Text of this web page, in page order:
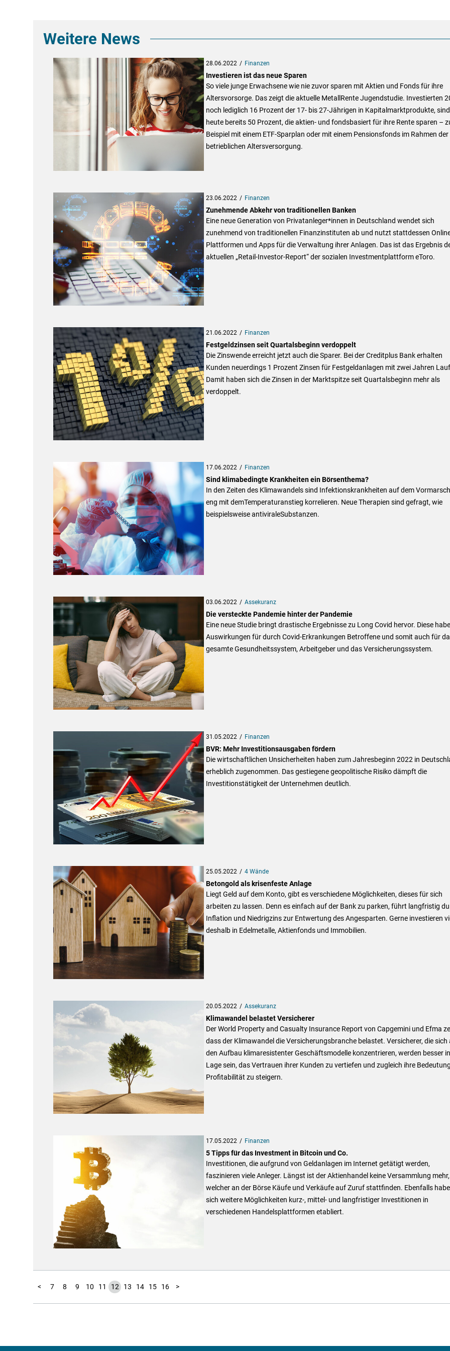
Weitere News
28.06.2022 Finanzen
Investieren ist das neue Sparen
So viele junge Erwachsene wie nie zuvor sparen mit Aktien und Fonds für ihre
Altersvorsorge. Das zeigt die aktuelle MetallRente Jugendstudie. Investierten
noch lediglich 16 Prozent der 17- bis 27-Jährigen in Kapitalmarktprodukte,
heute bereits 50 Prozent, die aktien- und fondsbasiert für ihre Rente sparen –
Beispiel mit einem ETF-Sparplan oder mit einem Pensionsfonds im Rahmen der
betrieblichen Altersversorgung.
23.06.2022 Finanzen
Zunehmende Abkehr von traditionellen Banken
Eine neue Generation von Privatanleger*innen in Deutschland wendet sich
zunehmend von traditionellen Finanzinstituten ab und nutzt stattdessen
Plattformen und Apps für die Verwaltung ihrer Anlagen. Das ist das Ergebnis
aktuellen „Retail-Investor-Report“ der sozialen Investmentplattform eToro.
21.06.2022 Finanzen
Festgeldzinsen seit Quartalsbeginn verdoppelt
Die Zinswende erreicht jetzt auch die Sparer. Bei der Creditplus Bank erhalten
Kunden neuerdings 1 Prozent Zinsen für Festgeldanlagen mit zwei Jahren
Damit haben sich die Zinsen in der Marktspitze seit Quartalsbeginn mehr als
verdoppelt.
17.06.2022 Finanzen
Sind klimabedingte Krankheiten ein Börsenthema?
In den Zeiten des Klimawandels sind Infektionskrankheiten auf dem
eng mit demTemperaturanstieg korrelieren. Neue Therapien sind gefragt, wie
beispielsweise antiviraleSubstanzen.
03.06.2022 Assekuranz
Die versteckte Pandemie hinter der Pandemie
Eine neue Studie bringt drastische Ergebnisse zu Long Covid hervor. Diese
Auswirkungen für durch Covid-Erkrankungen Betroffene und somit auch für
gesamte Gesundheitssystem, Arbeitgeber und das Versicherungssystem.
31.05.2022 Finanzen
BVR: Mehr Investitionsausgaben fördern
Die wirtschaftlichen Unsicherheiten haben zum Jahresbeginn 2022 in
erheblich zugenommen. Das gestiegene geopolitische Risiko dämpft die
Investitionstätigkeit der Unternehmen deutlich.
25.05.2022 4 Wände
Betongold als krisenfeste Anlage
Liegt Geld auf dem Konto, gibt es verschiedene Möglichkeiten, dieses für sich
arbeiten zu lassen. Denn es einfach auf der Bank zu parken, führt langfristig
Inflation und Niedrigzins zur Entwertung des Angesparten. Gerne investieren
deshalb in Edelmetalle, Aktienfonds und Immobilien.
20.05.2022 Assekuranz
Klimawandel belastet Versicherer
Der World Property and Casualty Insurance Report von Capgemini und Efma
dass der Klimawandel die Versicherungsbranche belastet. Versicherer, die sich
den Aufbau klimaresistenter Geschäftsmodelle konzentrieren, werden besser
Lage sein, das Vertrauen ihrer Kunden zu vertiefen und zugleich ihre
Profitabilität zu steigern.
17.05.2022 Finanzen
5 Tipps für das Investment in Bitcoin und Co.
Investitionen, die aufgrund von Geldanlagen im Internet getätigt werden,
faszinieren viele Anleger. Längst ist der Aktienhandel keine Versammlung
welcher an der Börse Käufe und Verkäufe auf Zuruf stattfinden. Ebenfalls
sich weitere Möglichkeiten kurz-, mittel- und langfristiger Investitionen in
verschiedenen Handelsplattformen etabliert.
<
1
2
3
4
5
6 7 8 9 10 11 12 13 14 15 16
17 >